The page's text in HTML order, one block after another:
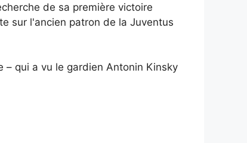
de sa première victoire
sur l'ancien patron de la Juventus
qui a vu le gardien Antonin Kinsky